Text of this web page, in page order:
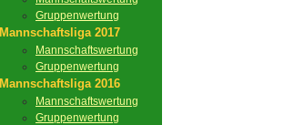
Gruppenwertung
Mannschaftsliga 2017
Mannschaftswertung
Gruppenwertung
Mannschaftsliga 2016
Mannschaftswertung
Gruppenwertung